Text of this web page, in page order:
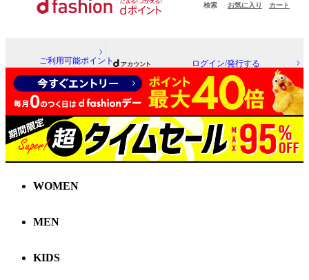
検索 お気に入り カート
ご利用可能ポイント ログイン/発行する
WOMEN
MEN
KIDS